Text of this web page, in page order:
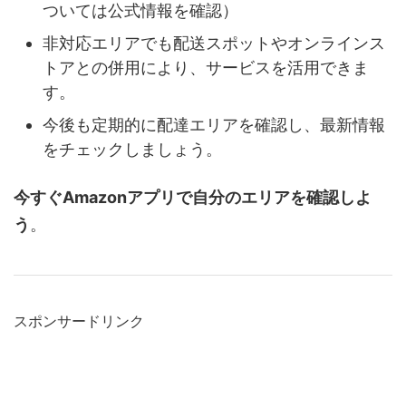
ついては公式情報を確認）
非対応エリアでも配送スポットやオンラインス
トアとの併用により、サービスを活用できま
す。
今後も定期的に配達エリアを確認し、最新情報
をチェックしましょう。
今すぐAmazonアプリで自分のエリアを確認しよ
う 。
スポンサードリンク